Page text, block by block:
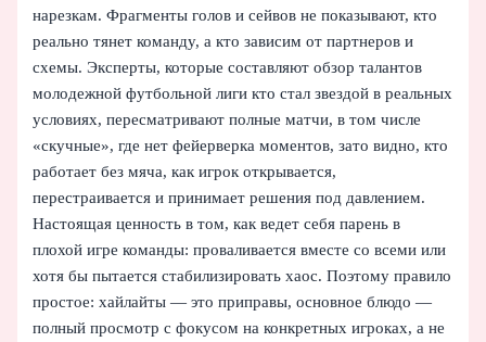
нарезкам. Фрагменты голов и сейвов не показывают, кто
реально тянет команду, а кто зависим от партнеров и
схемы. Эксперты, которые составляют обзор талантов
молодежной футбольной лиги кто стал звездой в реальных
условиях, пересматривают полные матчи, в том числе
«скучные», где нет фейерверка моментов, зато видно, кто
работает без мяча, как игрок открывается,
перестраивается и принимает решения под давлением.
Настоящая ценность в том, как ведет себя парень в
плохой игре команды: проваливается вместе со всеми или
хотя бы пытается стабилизировать хаос. Поэтому правило
простое: хайлайты — это приправы, основное блюдо —
полный просмотр с фокусом на конкретных игроках, а не